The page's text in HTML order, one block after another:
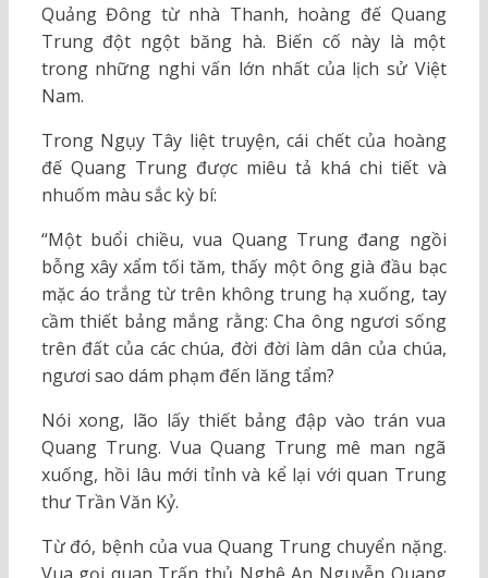
Quảng Đông từ nhà Thanh, hoàng đế Quang
Trung đột ngột băng hà. Biến cố này là một
trong những nghi vấn lớn nhất của lịch sử Việt
Nam.
Trong Ngụy Tây liệt truyện, cái chết của hoàng
đế Quang Trung được miêu tả khá chi tiết và
nhuốm màu sắc kỳ bí:
“Một buổi chiều, vua Quang Trung đang ngồi
bỗng xây xẩm tối tăm, thấy một ông già đầu bạc
mặc áo trắng từ trên không trung hạ xuống, tay
cầm thiết bảng mắng rằng: Cha ông ngươi sống
trên đất của các chúa, đời đời làm dân của chúa,
ngươi sao dám phạm đến lăng tẩm?
Nói xong, lão lấy thiết bảng đập vào trán vua
Quang Trung. Vua Quang Trung mê man ngã
xuống, hồi lâu mới tỉnh và kể lại với quan Trung
thư Trần Văn Kỷ.
Từ đó, bệnh của vua Quang Trung chuyển nặng.